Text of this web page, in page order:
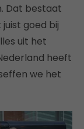
Dat bestaat
goed bij
uit het
heeft
we het